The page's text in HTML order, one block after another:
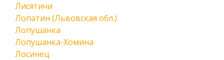
Лисятичи
Лопатин (Львовская обл.)
Лопушанка
Лопушанка-Хомина
Лосинец